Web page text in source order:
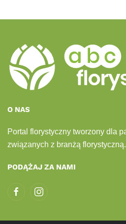
O NAS
Portal florystyczny tworzony dla
związanych z branżą florystyczną.
PODĄŻAJ ZA NAMI